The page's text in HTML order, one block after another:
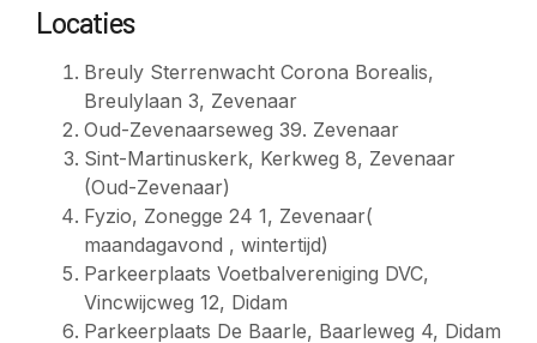
Locaties
Breuly Sterrenwacht Corona Borealis,
Breulylaan 3, Zevenaar
Oud-Zevenaarseweg 39. Zevenaar
Sint-Martinuskerk, Kerkweg 8, Zevenaar
(Oud-Zevenaar)
Fyzio, Zonegge 24 1, Zevenaar(
maandagavond , wintertijd)
Parkeerplaats Voetbalvereniging DVC,
Vincwijcweg 12, Didam
Parkeerplaats De Baarle, Baarleweg 4, Didam